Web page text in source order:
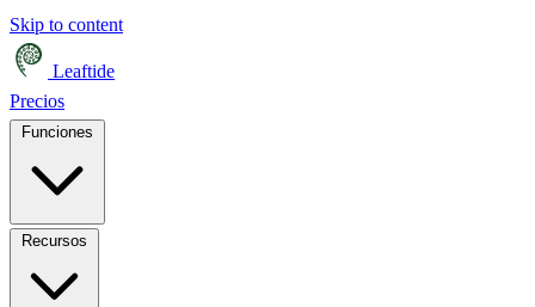
Skip to content
Leaftide
Precios